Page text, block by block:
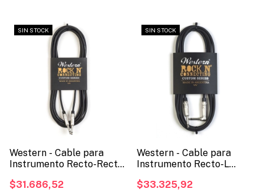
SIN STOCK
Western - Cable para
Instrumento Recto-Recto
$31.686,52
SIN STOCK
Western - Cable para
Instrumento Recto-L
$33.325,92